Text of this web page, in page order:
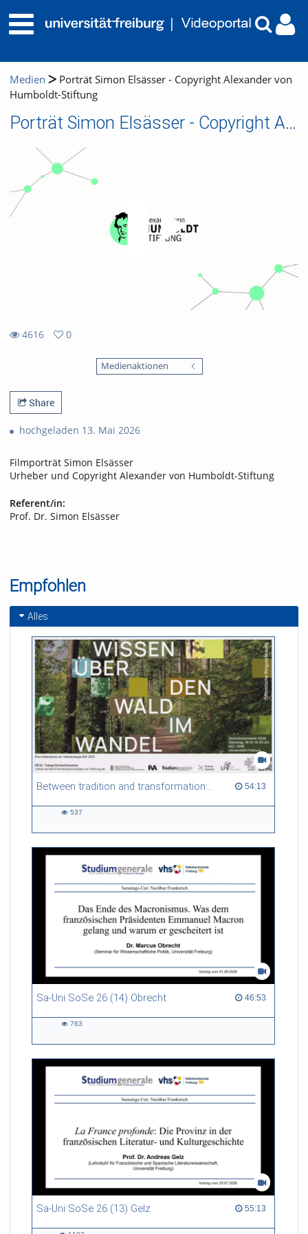
Medien
Porträt Simon Elsässer - Copyright Alexander von
Humboldt-Stiftung
Porträt Simon Elsässer - Copyright Alexander von Humboldt-Stiftung
4616
0
Medienaktionen
Share
hochgeladen 13. Mai 2026
Filmporträt Simon Elsässer
Urheber und Copyright Alexander von Humboldt-Stiftung
Referent/in:
Prof. Dr. Simon Elsässer
Empfohlen
Alles
Between tradition and transformation: how owners, advisers and institutions co-create knowledge for resilient forests in Europe 54:13
54:13 duration
537
Sa-Uni SoSe 26 (14) Obrecht 46:53
46:53 duration
763
Sa-Uni SoSe 26 (13) Gelz 55:13
55:13 duration